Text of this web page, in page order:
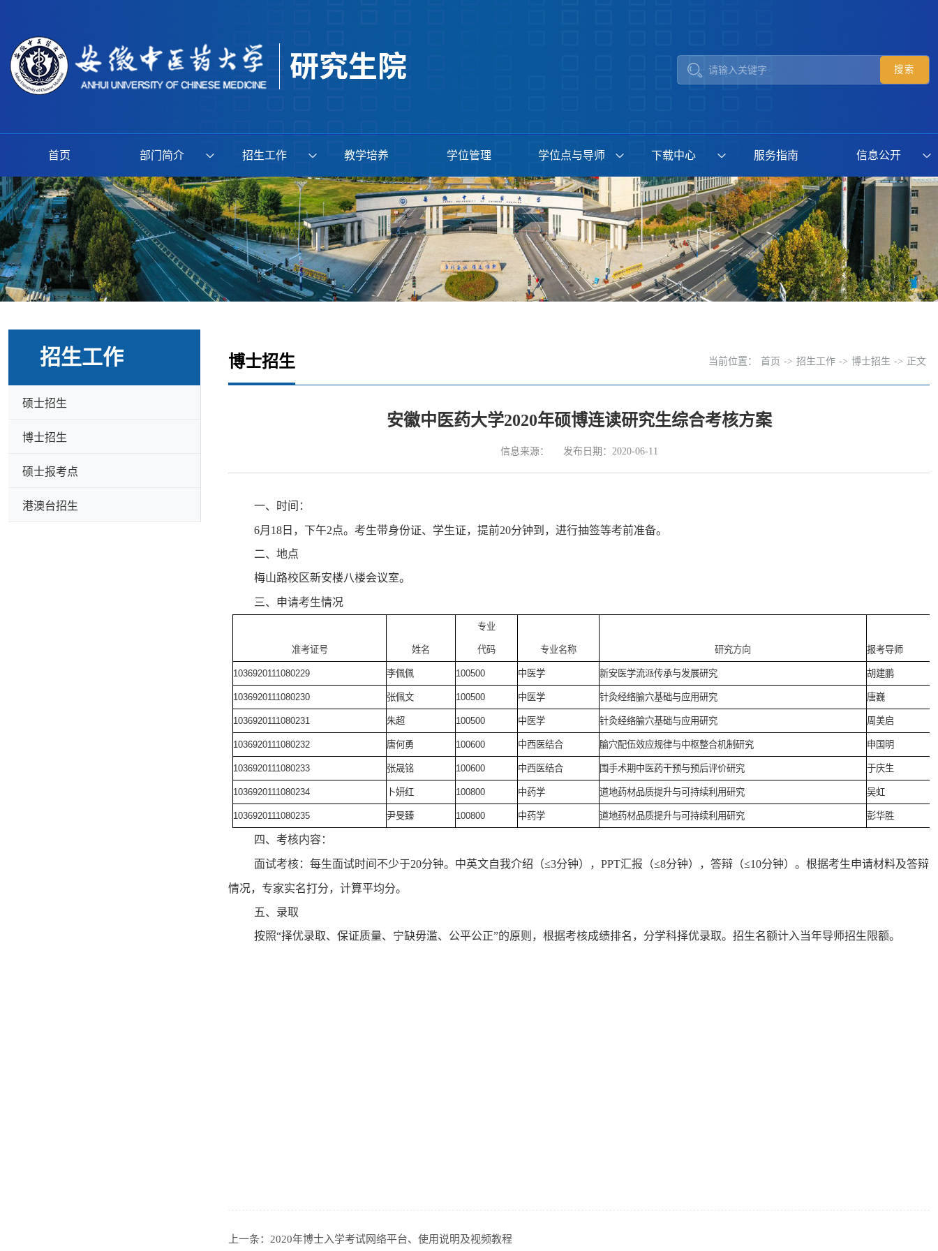
首页 部门简介 招生工作 教学培养 学位管理 学位点与导师 下载中心 服务指南 信息公开
招生工作
硕士招生
博士招生
硕士报考点
港澳台招生
博士招生 当前位置： 首页 -> 招生工作 -> 博士招生 -> 正文
安徽中医药大学2020年硕博连读研究生综合考核方案
信息来源： 发布日期：2020-06-11
一、时间：
6月 18 日，下午2点。考生带身份证、学生证，提前20分钟到，进行抽签等考前准备。
二、地点
梅山路校区新安楼八楼会议室。
三、申请考生情况
准考证号 姓名
专业
代码 专业名称 研究方向 报考导师
1036920111080229 李佩佩 100500 中医学 新安医学流派传承与发展研究 胡建鹏
1036920111080230 张佩文 100500 中医学 针灸经络腧穴基础与应用研究 唐巍
1036920111080231 朱超 100500 中医学 针灸经络腧穴基础与应用研究 周美启
1036920111080232 唐何勇 100600 中西医结合 腧穴配伍效应规律与中枢整合机制研究 申国明
1036920111080233 张晟铭 100600 中西医结合 围手术期中医药干预与预后评价研究 于庆生
1036920111080234 卜妍红 100800 中药学 道地药材品质提升与可持续利用研究 吴虹
1036920111080235 尹旻臻 100800 中药学 道地药材品质提升与可持续利用研究 彭华胜
四、考核内容：
面试考核：每生面试时间不少于20分钟。 中英文自我介绍（≤3分钟），PPT汇报（≤8分钟），答辩（≤10分钟）。根据考生申请材料及答辩
情况，专家实名打分，计算平均分。
五、录取
按照“择优录取、保证质量、宁缺毋滥、公平公正”的原则，根据考核成绩排名，分学科择优录取。招生名额计入当年导师招生限额。
上一条： 2020年博士入学考试网络平台、使用说明及视频教程